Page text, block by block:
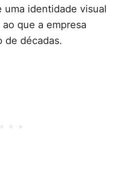
uma identidade visual
que a empresa
de décadas.